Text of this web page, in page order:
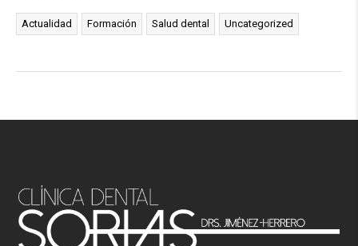
Actualidad Formación Salud dental Uncategorized